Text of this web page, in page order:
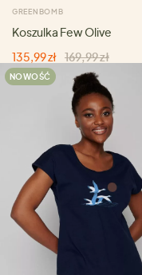
GREENBOMB
Koszulka Few Olive
135,99 zł 169,99 zł
NOWOŚĆ